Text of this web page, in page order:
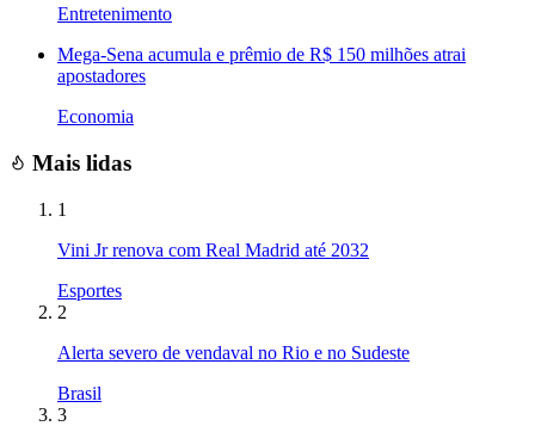
Entretenimento
Mega-Sena acumula e prêmio de R$ 150 milhões atrai
apostadores
Economia
Mais lidas
1
Vini Jr renova com Real Madrid até 2032
Esportes
2
Alerta severo de vendaval no Rio e no Sudeste
Brasil
3